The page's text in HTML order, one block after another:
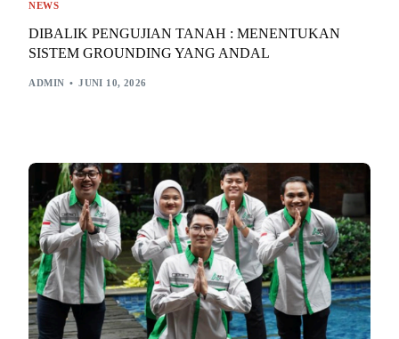
NEWS
DIBALIK PENGUJIAN TANAH : MENENTUKAN
SISTEM GROUNDING YANG ANDAL
ADMIN JUNI 10, 2026